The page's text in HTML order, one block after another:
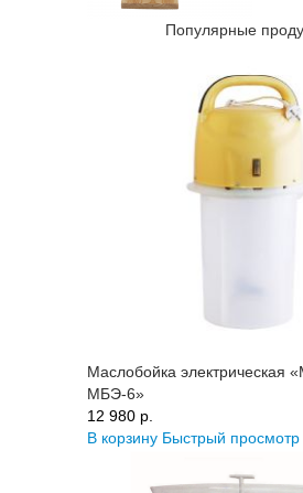
Популярные
Маслобойка электрическая
МБЭ-6»
12 980 p.
В корзину Быстрый просмотр